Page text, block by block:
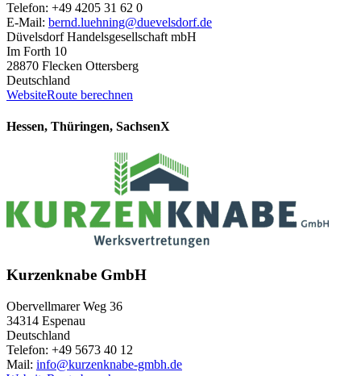
Telefon: +49 4205 31 62 0
E-Mail: bernd.luehning@duevelsdorf.de
Düvelsdorf Handelsgesellschaft mbH
Im Forth 10
28870 Flecken Ottersberg
Deutschland
WebsiteRoute berechnen
Hessen, Thüringen, SachsenX
Kurzenknabe GmbH
Obervellmarer Weg 36
34314 Espenau
Deutschland
Telefon: +49 5673 40 12
Mail: info@kurzenknabe-gmbh.de